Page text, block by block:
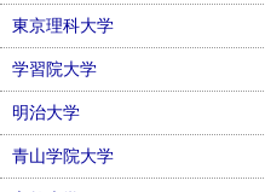
東京理科大学
学習院大学
明治大学
青山学院大学